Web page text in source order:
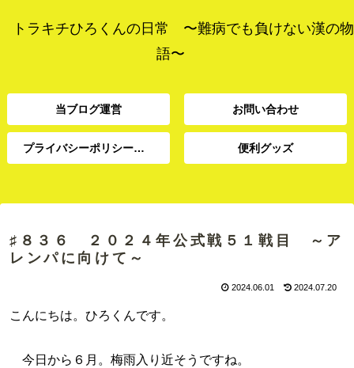
トラキチひろくんの日常 〜難病でも負けない漢の物
語〜
当ブログ運営 お問い合わせ
プライバシーポリシー、免責事項 便利グッズ
♯８３６ ２０２４年公式戦５１戦目 ～ア
レンパに向けて～
2024.06.01 2024.07.20
こんにちは。ひろくんです。
今日から６月。梅雨入り近そうですね。